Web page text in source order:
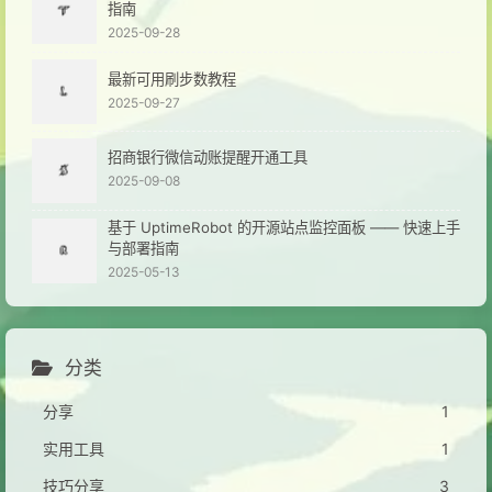
指南
2025-09-28
最新可用刷步数教程
2025-09-27
招商银行微信动账提醒开通工具
2025-09-08
基于 UptimeRobot 的开源站点监控面板 —— 快速上手
与部署指南
2025-05-13
分类
分享
1
实用工具
1
技巧分享
3